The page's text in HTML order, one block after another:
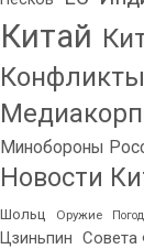
Китай
Конфликты
Минобороны
Новости
Шольц
Оружие
Цзиньпин
Совета